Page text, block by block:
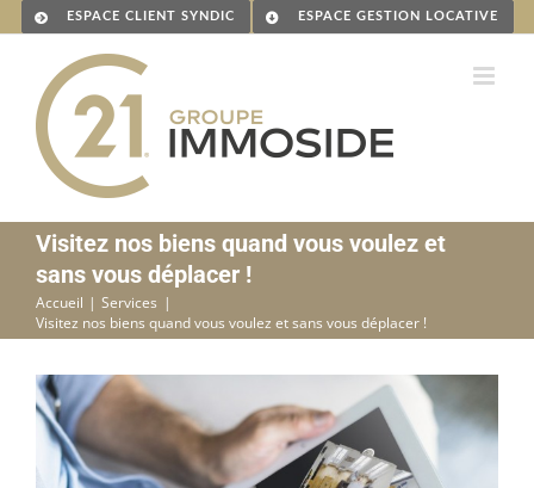
Passer
contenu
ESPACE CLIENT SYNDIC ESPACE GESTION LOCATIVE
Visitez nos biens quand vous voulez et
sans vous déplacer !
Accueil
Services
Visitez nos biens quand vous voulez et sans vous déplacer !
Voir
l'image
agrandie